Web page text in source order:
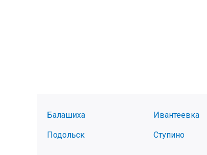
Балашиха Ивантеевка
Подольск Ступино